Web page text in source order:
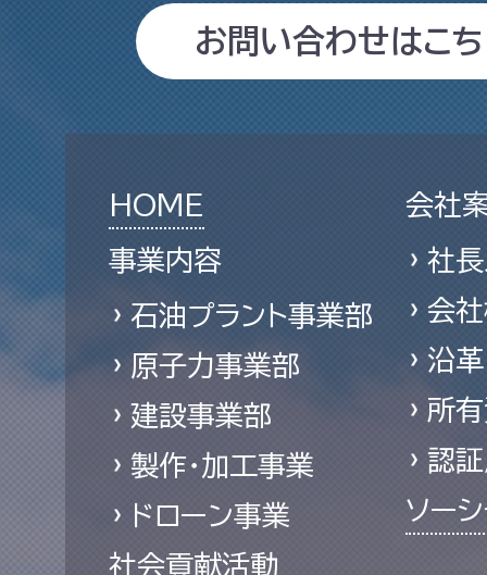
お問い合わせはこ
HOME
事業内容
石油プラント事業部
原子力事業部
建設事業部
製作・加工事業
ドローン事業
社会貢献活動
会社
社長
会
沿革
所
認
ソー